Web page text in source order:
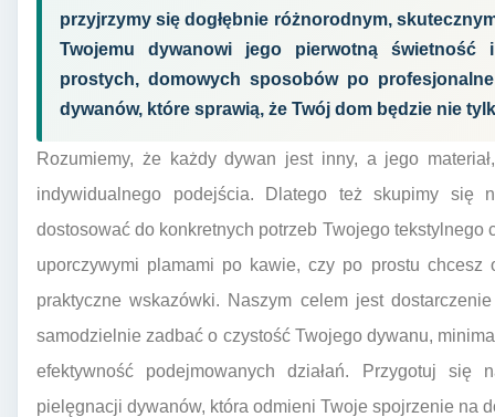
przyjrzymy się dogłębnie różnorodnym,
Twojemu dywanowi jego pierwotną świetność
prostych, domowych sposobów po
dywanów, które sprawią, że Twój dom będzie nie
Rozumiemy, że każdy dywan jest inny, a jego
indywidualnego podejścia. Dlatego też skupimy się
dostosować do konkretnych potrzeb Twojego
uporczywymi plamami po kawie, czy po prostu chcesz
praktyczne wskazówki. Naszym celem jest
samodzielnie zadbać o czystość Twojego dywanu,
efektywność podejmowanych działań. Przygotuj
pielęgnacji dywanów, która odmieni Twoje spojrzenie na